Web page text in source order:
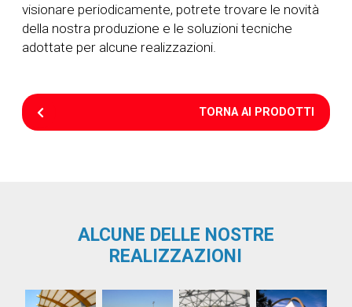
visionare periodicamente, potrete trovare le novità
della nostra produzione e le soluzioni tecniche
adottate per alcune realizzazioni.
TORNA AI PRODOTTI
ALCUNE DELLE NOSTRE
REALIZZAZIONI